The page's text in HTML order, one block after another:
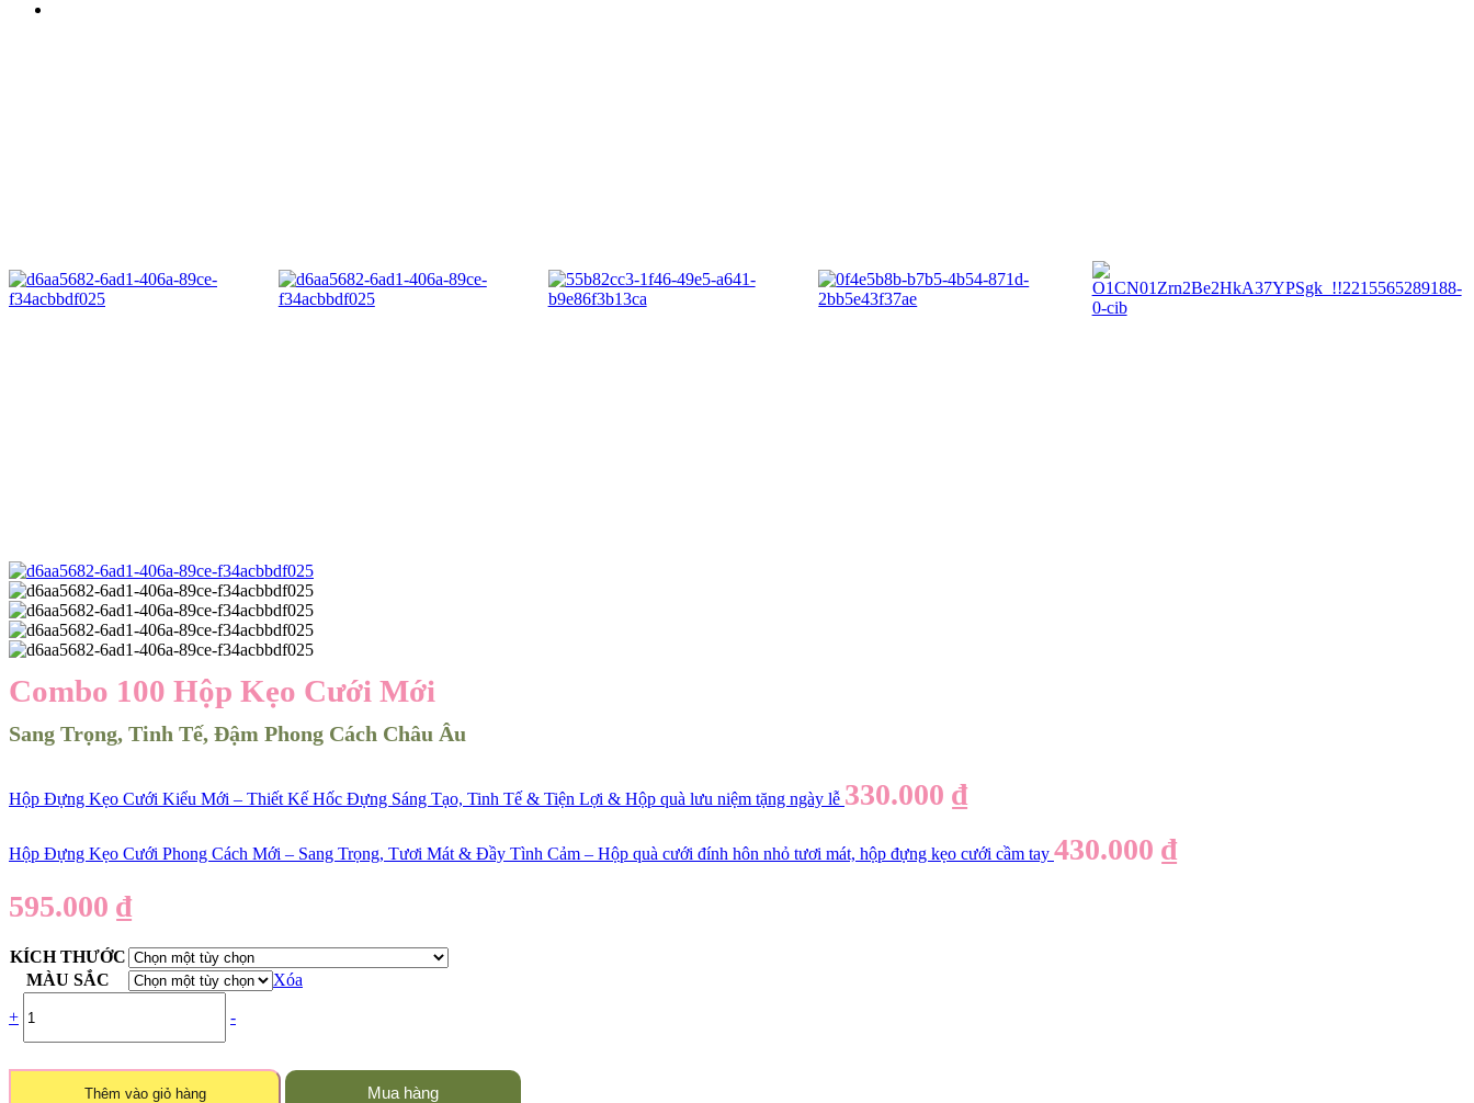
Combo 100 Hộp Kẹo Cưới Mới
Sang Trọng, Tinh Tế, Đậm Phong Cách Châu Âu
Hộp Đựng Kẹo Cưới Kiểu Mới – Thiết Kế Hốc Đựng Sáng Tạo, Tinh Tế & Tiện Lợi & Hộp quà lưu niệm tặng ngày lễ 330.000 ₫
Hộp Đựng Kẹo Cưới Phong Cách Mới – Sang Trọng, Tươi Mát & Đầy Tình Cảm – Hộp quà cưới đính hôn nhỏ tươi mát, hộp đựng kẹo cưới cầm tay 430.000 ₫
595.000 ₫
KÍCH THƯỚC
MÀU SẮC
Xóa
+
-
Thêm vào giỏ hàng
Mua hàng